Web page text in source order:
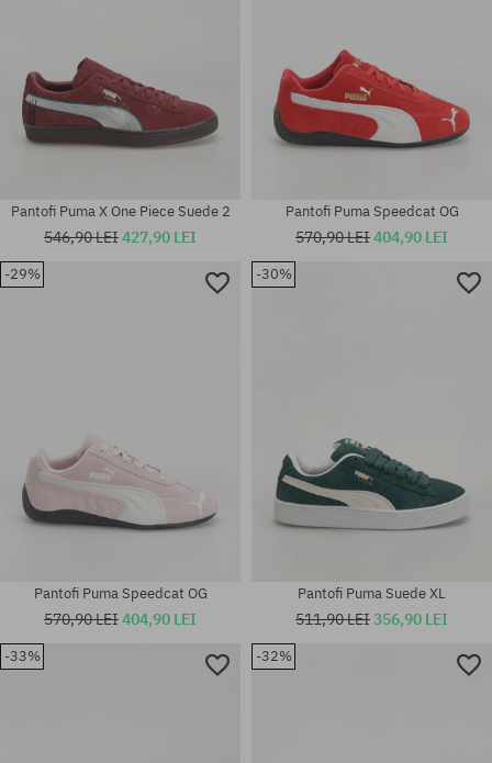
Mărimi existente:
36; 37; 37.5; 38; 38.5; 39; 40;
Pantofi Puma X One Piece Suede 2
546,90 LEI427,90 LEI
Mărimi existente:
Pantofi Puma Speedcat OG
570,90 LEI404,90 LEI
-29%
Pantofi Puma Speedcat OG
570,90 LEI404,90 LEI
-30%
Pantofi Puma Suede XL
511,90 LEI356,90 LEI
-33% -32%